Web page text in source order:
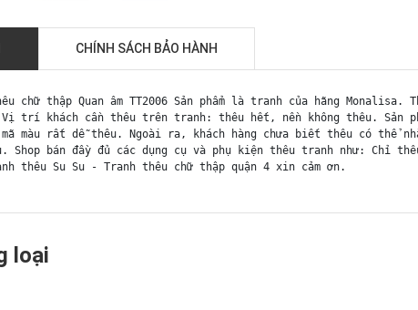
CHÍNH SÁCH BẢO HÀNH
chữ thập Quan âm TT2006 Sản phẩm là tranh của hãng
Vị trí khách cần thêu trên tranh: thêu hết, nền không thêu. Sản
màu rất dễ thêu. Ngoài ra, khách hàng chưa biết thêu có thể
Shop bán đầy đủ các dụng cụ và phụ kiện thêu tranh như: Chỉ
thêu Su Su - Tranh thêu chữ thập quận 4 xin cảm ơn.
loại